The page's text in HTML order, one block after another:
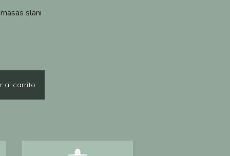
slāni
al carrito